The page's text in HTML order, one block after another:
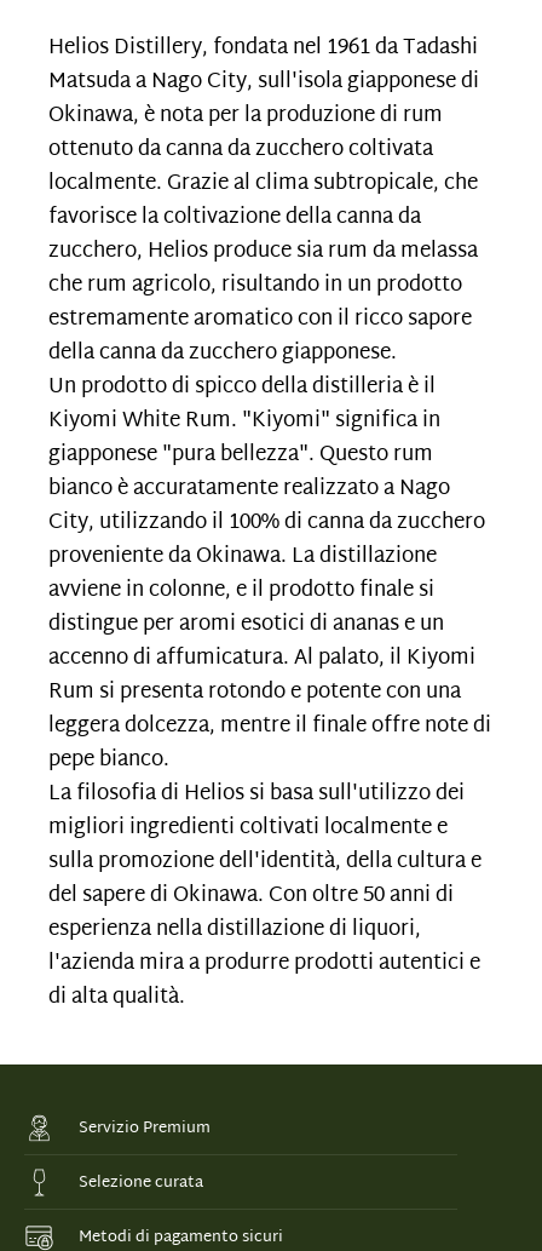
Helios Distillery, fondata nel 1961 da Tadashi
Matsuda a Nago City, sull'isola giapponese di
Okinawa, è nota per la produzione di rum
ottenuto da canna da zucchero coltivata
localmente. Grazie al clima subtropicale, che
favorisce la coltivazione della canna da
zucchero, Helios produce sia rum da melassa
che rum agricolo, risultando in un prodotto
estremamente aromatico con il ricco sapore
della canna da zucchero giapponese.
Un prodotto di spicco della distilleria è il
Kiyomi White Rum. "Kiyomi" significa in
giapponese "pura bellezza". Questo rum
bianco è accuratamente realizzato a Nago
City, utilizzando il 100% di canna da zucchero
proveniente da Okinawa. La distillazione
avviene in colonne, e il prodotto finale si
distingue per aromi esotici di ananas e un
accenno di affumicatura. Al palato, il Kiyomi
Rum si presenta rotondo e potente con una
leggera dolcezza, mentre il finale offre note di
pepe bianco.
La filosofia di Helios si basa sull'utilizzo dei
migliori ingredienti coltivati localmente e
sulla promozione dell'identità, della cultura e
del sapere di Okinawa. Con oltre 50 anni di
esperienza nella distillazione di liquori,
l'azienda mira a produrre prodotti autentici e
di alta qualità.
Servizio Premium
Selezione curata
Metodi di pagamento sicuri